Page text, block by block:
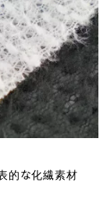
的な化繊素材